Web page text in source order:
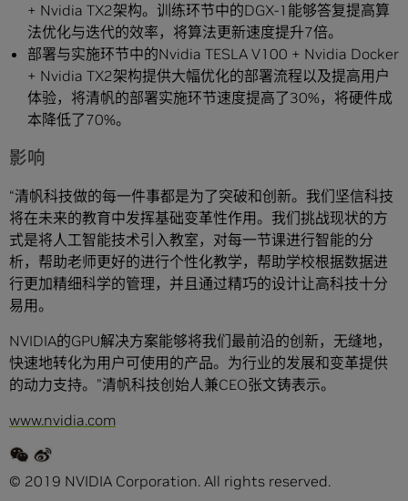
+ Nvidia TX2架构。训练环节中的DGX-1能够答复提高算
法优化与迭代的效率，将算法更新速度提升7倍。
部署与实施环节中的Nvidia TESLA V100 + Nvidia Docker
+ Nvidia TX2架构提供大幅优化的部署流程以及提高用户
体验，将清帆的部署实施环节速度提高了30%，将硬件成
本降低了70%。
影响
“清帆科技做的每一件事都是为了突破和创新。我们坚信科技
将在未来的教育中发挥基础变革性作用。我们挑战现状的方
式是将人工智能技术引入教室，对每一节课进行智能的分
析，帮助老师更好的进行个性化教学，帮助学校根据数据进
行更加精细科学的管理，并且通过精巧的设计让高科技十分
易用。
NVIDIA的GPU解决方案能够将我们最前沿的创新，无缝地，
快速地转化为用户可使用的产品。为行业的发展和变革提供
的动力支持。”清帆科技创始人兼CEO张文铸表示。
www.nvidia.com
© 2019 NVIDIA Corporation. All rights reserved.